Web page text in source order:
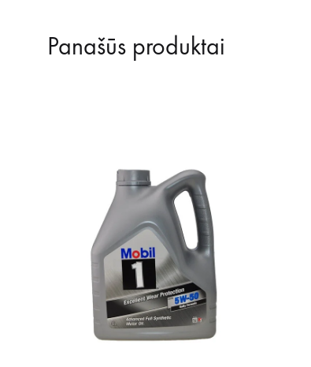
Panašūs produktai